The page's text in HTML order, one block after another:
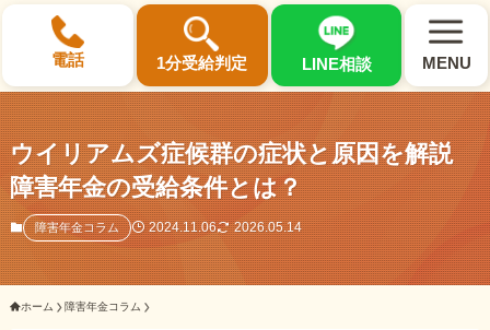
電話 1分受給判定 LINE相談 MENU
×
選ばれる3つの理由
初回相談料0円・受給後報酬型
サポート料金について
ウイリアムズ症候群の症状と原因を解説
障害年金の受給条件とは？
障害年金コラム 2024.11.06 2026.05.14
ホーム 障害年金コラム